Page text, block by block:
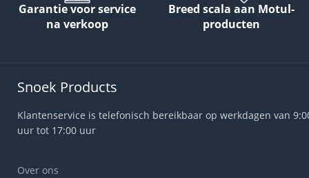
Garantie voor service
na verkoop
Breed scala aan Motul-
producten
Snoek Products
Klantenservice is telefonisch bereikbaar op werkdagen van
uur tot 17:00 uur
Over ons